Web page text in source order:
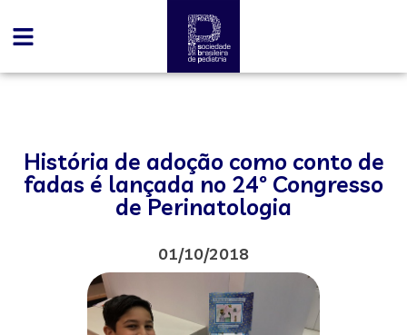
História de adoção como conto de
fadas é lançada no 24º Congresso
de Perinatologia
01/10/2018